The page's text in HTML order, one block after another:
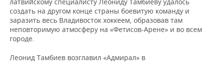
создать на другом конце страны боевитую команду и
заразить весь Владивосток хоккеем, образовав там
неповторимую атмосферу на «Фетисов-Арене» и во всем
городе.
Леонид Тамбиев возглавил «Адмирал» в